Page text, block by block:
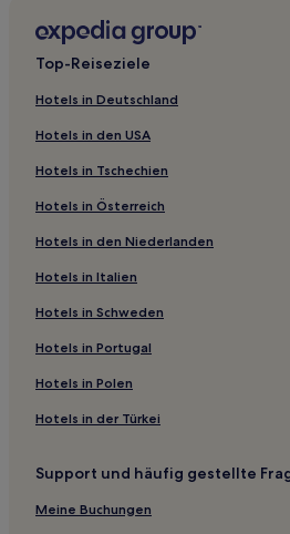
Luxus in Zentrales Tal
Haustierfreundliche in Tulare
Familien in Monterey Wine Country
Lgbtqia-Freundliche in Kalifornien
Hotels mit Parkplatz in Kalifornien
Hotels mit Fitnessbereich in
Haustierfreundliche in Kalifornien
Business in Kalifornien
Strand in San Luis Obispo
Hotels mit Küchenzeile in San Luis
Hotels mit inbegriffenem Frühstück
Haustierfreundliche in San Luis
Top-Reiseziele
Hotels in Deutschland
Hotels in den USA
Hotels in Tschechien
Hotels in Österreich
Hotels in den Niederlanden
Hotels in Italien
Hotels in Schweden
Hotels in Portugal
Hotels in Polen
Hotels in der Türkei
Support und häufig gestellte
Meine Buchungen